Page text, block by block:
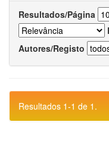
Resultados/Página
Autores/Registo
Resultados 1-1 de 1.